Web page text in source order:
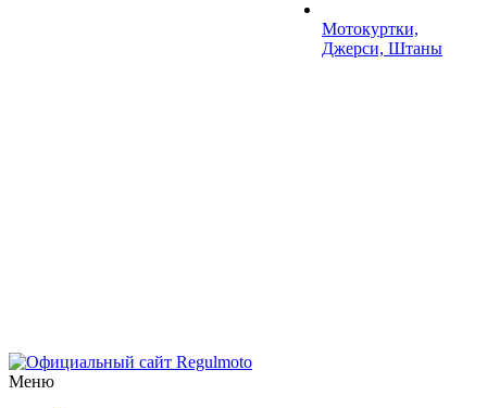
Мотокуртки,
Джерси, Штаны
Меню